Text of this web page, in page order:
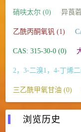
硝呋太尔 (0) 异莨
乙酰丙酮氧钒 (1)
CAS: 315-30-0 (0)
2，3-二溴1，4-丁烯
三乙酰甲氧甘油 (0)
浏览历史